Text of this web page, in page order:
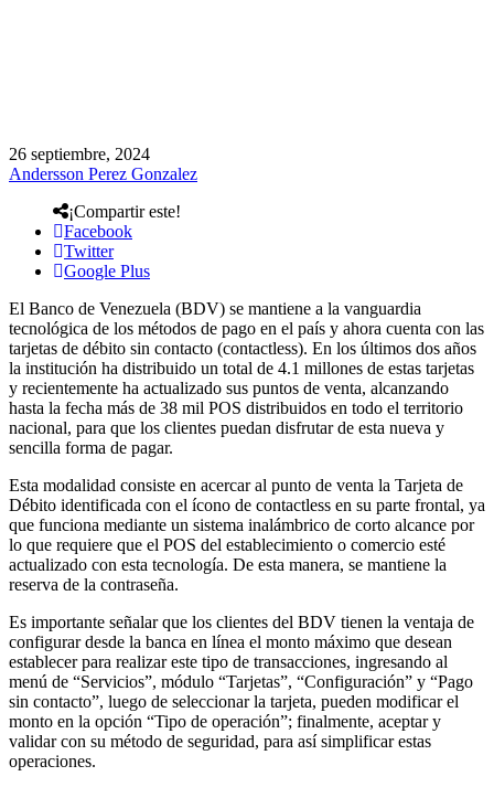
26 septiembre, 2024
Andersson Perez Gonzalez
¡Compartir este!
Facebook
Twitter
Google Plus
El Banco de Venezuela (BDV) se mantiene a la vanguardia
tecnológica de los métodos de pago en el país y ahora cuenta con las
tarjetas de débito sin contacto (contactless). En los últimos dos años
la institución ha distribuido un total de 4.1 millones de estas tarjetas
y recientemente ha actualizado sus puntos de venta, alcanzando
hasta la fecha más de 38 mil POS distribuidos en todo el territorio
nacional, para que los clientes puedan disfrutar de esta nueva y
sencilla forma de pagar.
Esta modalidad consiste en acercar al punto de venta la Tarjeta de
Débito identificada con el ícono de contactless en su parte frontal, ya
que funciona mediante un sistema inalámbrico de corto alcance por
lo que requiere que el POS del establecimiento o comercio esté
actualizado con esta tecnología. De esta manera, se mantiene la
reserva de la contraseña.
Es importante señalar que los clientes del BDV tienen la ventaja de
configurar desde la banca en línea el monto máximo que desean
establecer para realizar este tipo de transacciones, ingresando al
menú de “Servicios”, módulo “Tarjetas”, “Configuración” y “Pago
sin contacto”, luego de seleccionar la tarjeta, pueden modificar el
monto en la opción “Tipo de operación”; finalmente, aceptar y
validar con su método de seguridad, para así simplificar estas
operaciones.